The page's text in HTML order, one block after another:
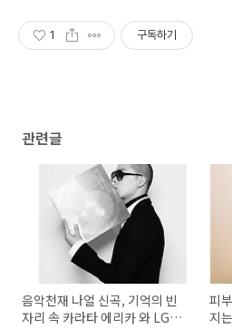
1 구독하기
관련글
음악천재 나얼 신곡, 기억의 빈
자리 속 카라타 에리카 와 LG
피
지